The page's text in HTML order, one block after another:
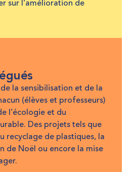
sur l’amélioration de
de la sensibilisation et de la
(élèves et professeurs)
l’écologie et du
Des projets tels que
recyclage de plastiques, la
de Noël ou encore la mise